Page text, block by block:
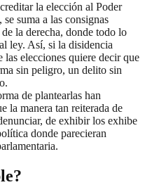
la elección al Poder
suma a las consignas
la derecha, donde todo lo
ley. Así, si la disidencia
las elecciones quiere decir que
sin peligro, un delito sin
de plantearlas han
la manera tan reiterada de
de exhibir los exhibe
donde parecieran
?